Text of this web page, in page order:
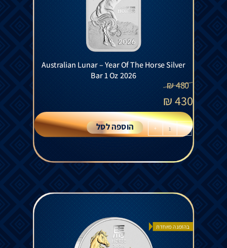
Australian Lunar – Year Of The Horse Silver
Bar 1 Oz 2026
480
₪
430
₪
-
+ הוספה לסל
בהזמנה מיוחדת